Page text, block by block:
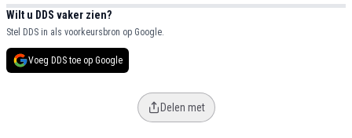
Wilt u DDS vaker zien?
Stel DDS in als voorkeursbron op Google.
Voeg DDS toe op Google
Delen met